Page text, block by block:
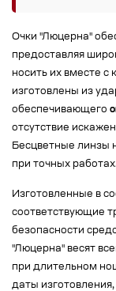
Очки "Люцерна"
предоставляя
носить их вместе
изготовлены из
обеспечивающего
отсутствие
Бесцветные линзы
при точных
Изготовленные в
соответствующие
безопасности
"Люцерна" весят
при длительном
даты